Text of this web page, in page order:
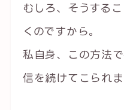
むしろ、そうする
くのですから。
私自身、この方法
信を続けてこられま